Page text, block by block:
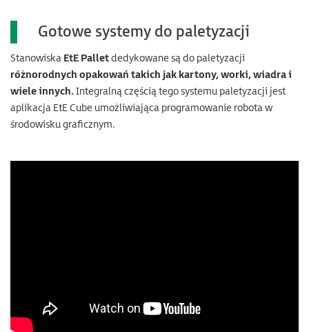
Gotowe systemy do paletyzacji
Stanowiska EtE Palletdedykowane są do paletyzacji
różnorodnych opakowań takich jak kartony, worki, wiadra i
wiele innych. Integralną częścią tego systemu paletyzacji jest
aplikacja EtE Cube umożliwiająca programowanie robota w
środowisku graficznym.